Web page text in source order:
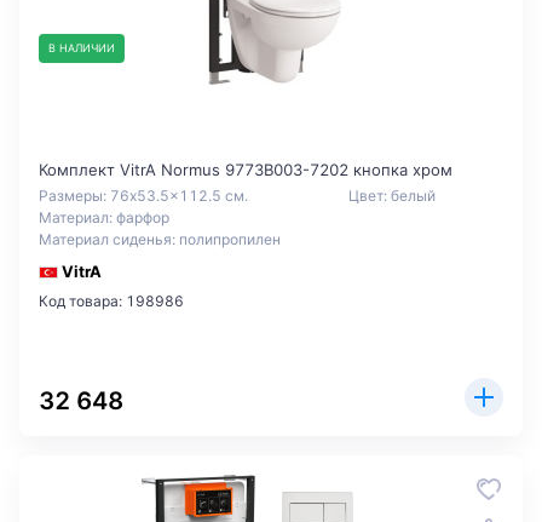
В НАЛИЧИИ
Комплект VitrA Normus 9773B003-7202 кнопка хром
Размеры: 76x53.5x112.5 см.
Материал: фарфор
Материал сиденья: полипропилен
Цвет: белый
VitrA
Код товара: 198986
32 648